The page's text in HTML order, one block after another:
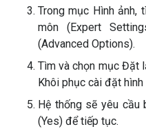
Trong mục Hình ảnh,
môn (Expert
(Advanced Options).
Tìm và chọn mục Đặt
Khôi phục cài đặt
Hệ thống sẽ yêu cầu
(Yes) để tiếp tục.